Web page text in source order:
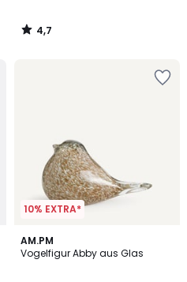
4,7
/
10% EXTRA*
AM.PM
Vogelfigur Abby aus Glas
4,8
/ 5